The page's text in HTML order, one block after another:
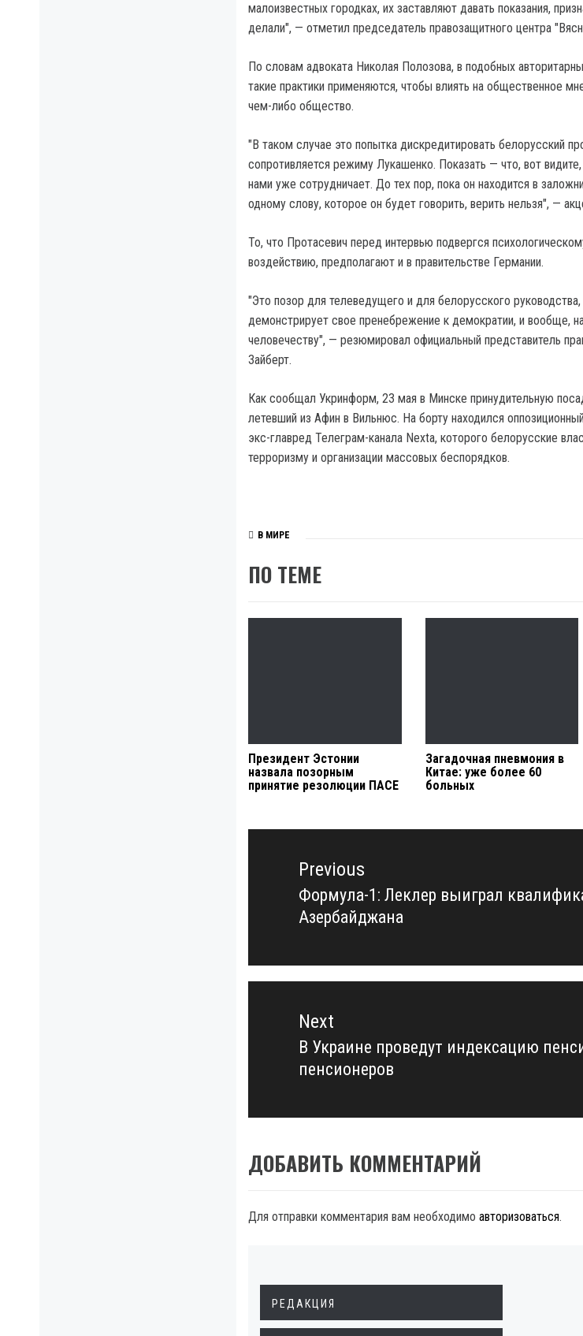
малоизвестных городках, их заставляют давать показания,
делали", — отметил председатель правозащитного центра
По словам адвоката Николая Полозова, в подобных
такие практики применяются, чтобы влиять на общественное
чем-либо общество.
"В таком случае это попытка дискредитировать белорусский
сопротивляется режиму Лукашенко. Показать — что, вот
нами уже сотрудничает. До тех пор, пока он находится в
одному слову, которое он будет говорить, верить нельзя", —
То, что Протасевич перед интервью подвергся
воздействию, предполагают и в правительстве Германии.
"Это позор для телеведущего и для белорусского
демонстрирует свое пренебрежение к демократии, и вообще,
человечеству", — резюмировал официальный представитель
Зайберт.
Как сообщал Укринформ, 23 мая в Минске принудительную
летевший из Афин в Вильнюс. На борту находился
экс-главред Телеграм-канала Nexta, которого белорусские
терроризму и организации массовых беспорядков.
В МИРЕ
ПО ТЕМЕ
Президент Эстонии
назвала позорным
принятие резолюции ПАСЕ
Загадочная пневмония в
Китае: уже более 60
больных
Навигация
записямPrevious
Previous
post:
Формула-1: Леклер выиграл
Азербайджана
Next
Next
post:
В Украине проведут индексацию
пенсионеров
ДОБАВИТЬ КОММЕНТАРИЙ
Для отправки комментария вам необходимо авторизоваться.
РЕДАКЦИЯ